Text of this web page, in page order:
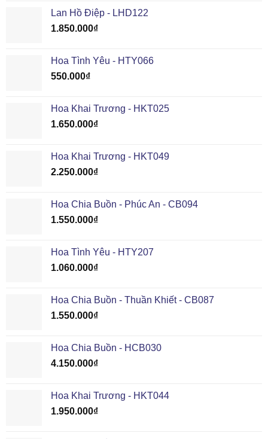
Lan Hồ Điệp - LHD122
1.850.000₫
Hoa Tình Yêu - HTY066
550.000₫
Hoa Khai Trương - HKT025
1.650.000₫
Hoa Khai Trương - HKT049
2.250.000₫
Hoa Chia Buồn - Phúc An - CB094
1.550.000₫
Hoa Tình Yêu - HTY207
1.060.000₫
Hoa Chia Buồn - Thuần Khiết - CB087
1.550.000₫
Hoa Chia Buồn - HCB030
4.150.000₫
Hoa Khai Trương - HKT044
1.950.000₫